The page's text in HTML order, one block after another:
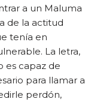
a un Maluma
de la actitud
tenía en
La letra,
es capaz de
para llamar a
perdón,